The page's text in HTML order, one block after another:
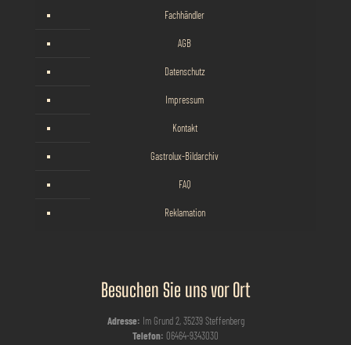
Fachhändler
AGB
Datenschutz
Impressum
Kontakt
Gastrolux-Bildarchiv
FAQ
Reklamation
Besuchen Sie uns vor Ort
Adresse: Im Grund 2, 35239 Steffenberg
Telefon: 06464-9343030